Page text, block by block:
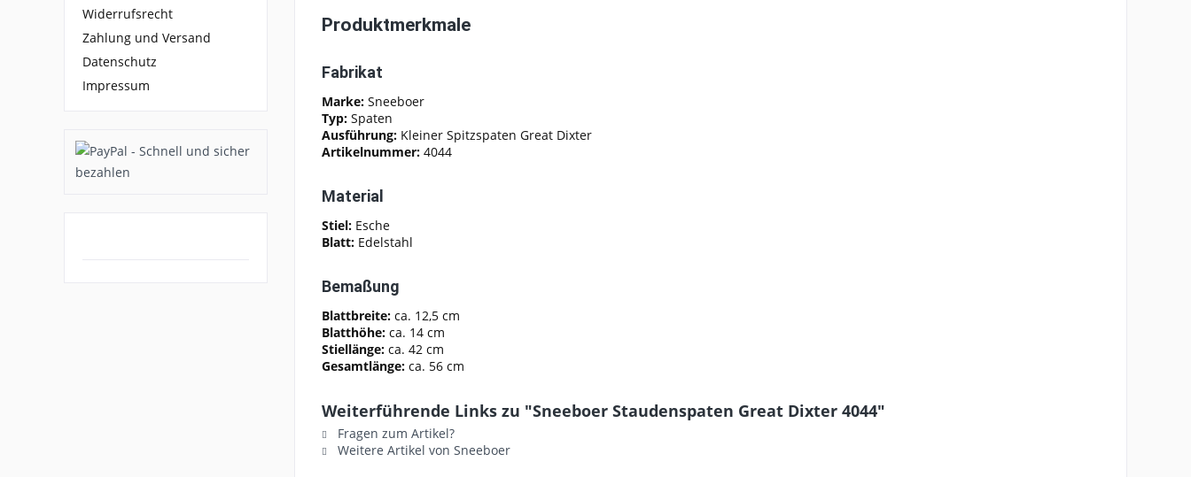
Widerrufsrecht
Zahlung und Versand
Datenschutz
Impressum
Produktmerkmale
Fabrikat
Marke: Sneeboer
Typ: Spaten
Ausführung: Kleiner Spitzspaten Great Dixter
Artikelnummer: 4044
Material
Stiel: Esche
Blatt: Edelstahl
Bemaßung
Blattbreite: ca. 12,5 cm
Blatthöhe: ca. 14 cm
Stiellänge: ca. 42 cm
Gesamtlänge: ca. 56 cm
Weiterführende Links zu "Sneeboer Staudenspaten Great Dixter 4044"
Fragen zum Artikel?
Weitere Artikel von Sneeboer